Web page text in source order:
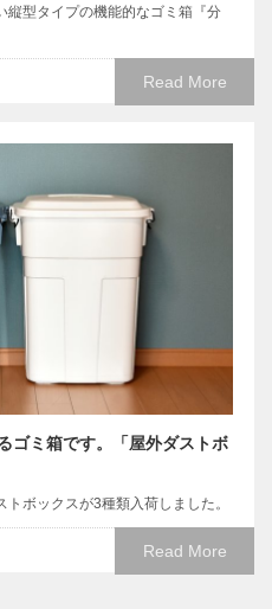
縦型タイプの機能的なゴミ箱『分
Read More
ゴミ箱です。「屋外ダストボ
ボックスが3種類入荷しました。
Read More